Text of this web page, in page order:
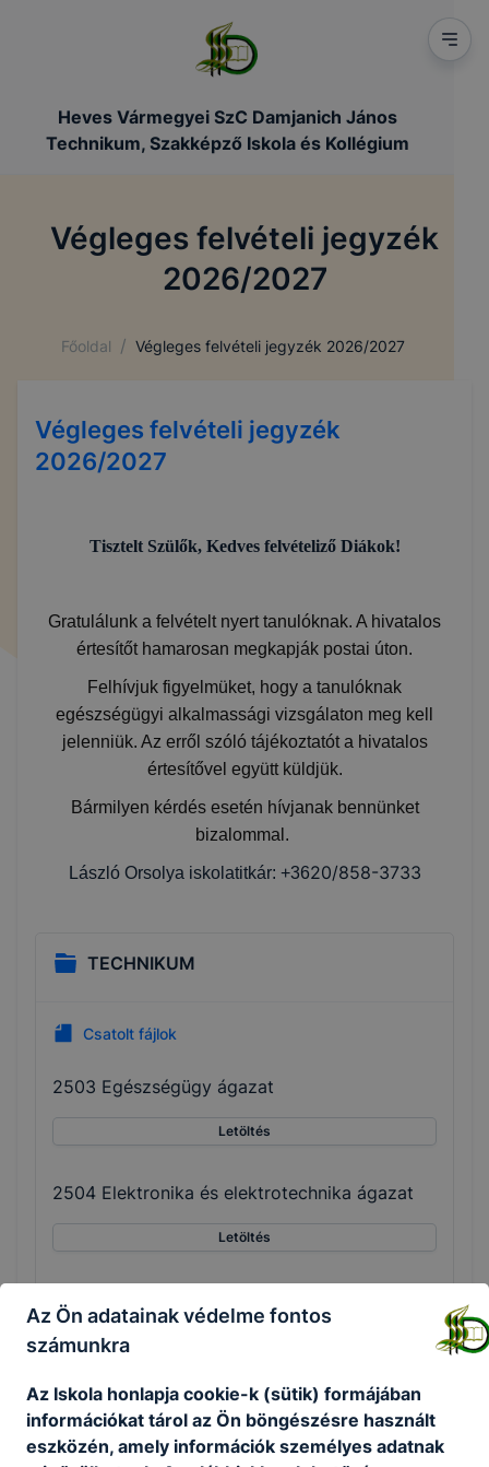
Heves Vármegyei SzC Damjanich János
Technikum, Szakképző Iskola és Kollégium
Végleges felvételi jegyzék
2026/2027
Főoldal / Végleges felvételi jegyzék 2026/2027
Végleges felvételi jegyzék
2026/2027
Tisztelt Szülők, Kedves felvételiző Diákok!
Gratulálunk a felvételt nyert tanulóknak. A hivatalos
értesítőt hamarosan megkapják postai úton.
Felhívjuk figyelmüket, hogy a tanulóknak
egészségügyi alkalmassági vizsgálaton meg kell
jelenniük. Az erről szóló tájékoztatót a hivatalos
értesítővel együtt küldjük.
Bármilyen kérdés esetén hívjanak bennünket
bizalommal.
László Orsolya iskolatitkár: +3620/858-3733
TECHNIKUM
Csatolt fájlok
2503 Egészségügy ágazat
Letöltés
2504 Elektronika és elektrotechnika ágazat
Letöltés
2519 Specializált gép- és járműgyártás ágaz
at
Az Ön adatainak védelme fontos
számunkra
Az Iskola honlapja cookie-k (sütik) formájában
információkat tárol az Ön böngészésre használt
eszközén, amely információk személyes adatnak